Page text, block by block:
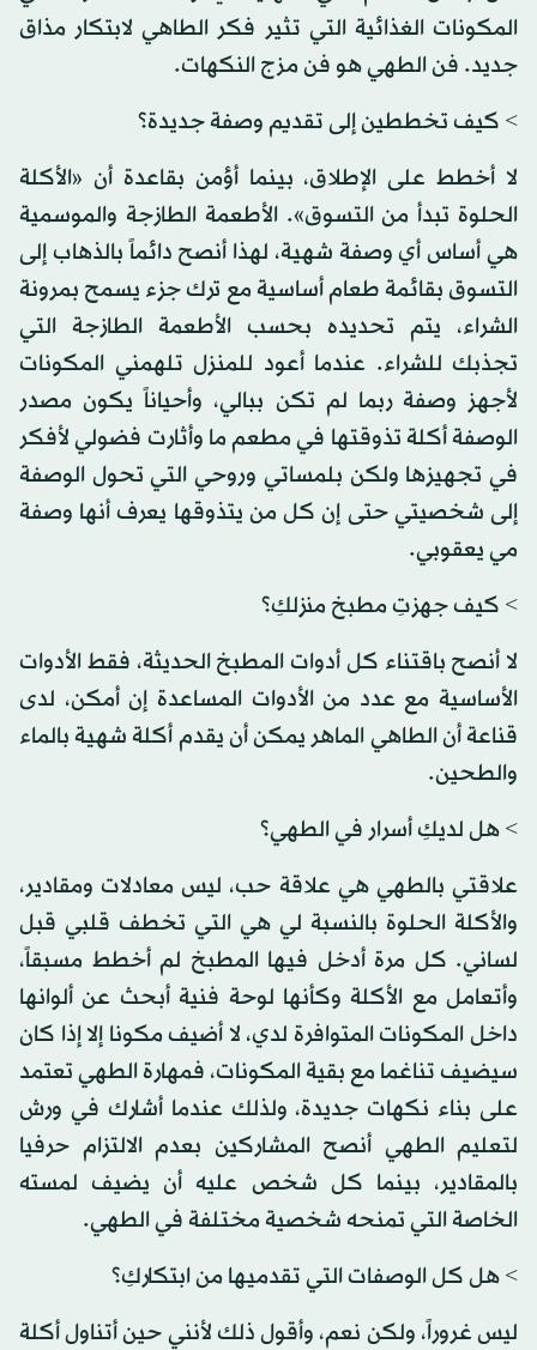
المكونات الغذائية التي تثير فكر الطاهي لابتكار مذاق
جديد. فن الطهي هو فن مزج النكهات.
> كيف تخططين إلى تقديم وصفة جديدة؟
لا أخطط على الإطلاق، بينما أؤمن بقاعدة أن «الأكلة
الحلوة تبدأ من التسوق». الأطعمة الطازجة والموسمية
هي أساس أي وصفة شهية، لهذا أنصح دائماً بالذهاب إلى
التسوق بقائمة طعام أساسية مع ترك جزء يسمح بمرونة
الشراء، يتم تحديده بحسب الأطعمة الطازجة التي
تجذبك للشراء. عندما أعود للمنزل تلهمني المكونات
لأجهز وصفة ربما لم تكن ببالي، وأحياناً يكون مصدر
الوصفة أكلة تذوقتها في مطعم ما وأثارت فضولي لأفكر
في تجهيزها ولكن بلمساتي وروحي التي تحول الوصفة
إلى شخصيتي حتى إن كل من يتذوقها يعرف أنها وصفة
مي يعقوبي.
> كيف جهزتِ مطبخ منزلكِ؟
لا أنصح باقتناء كل أدوات المطبخ الحديثة، فقط الأدوات
الأساسية مع عدد من الأدوات المساعدة إن أمكن، لدى
قناعة أن الطاهي الماهر يمكن أن يقدم أكلة شهية بالماء
والطحين.
> هل لديكِ أسرار في الطهي؟
علاقتي بالطهي هي علاقة حب، ليس معادلات ومقادير،
والأكلة الحلوة بالنسبة لي هي التي تخطف قلبي قبل
لساني. كل مرة أدخل فيها المطبخ لم أخطط مسبقاً،
وأتعامل مع الأكلة وكأنها لوحة فنية أبحث عن ألوانها
داخل المكونات المتوافرة لدي، لا أضيف مكونا إلا إذا كان
سيضيف تناغما مع بقية المكونات، فمهارة الطهي تعتمد
على بناء نكهات جديدة، ولذلك عندما أشارك في ورش
لتعليم الطهي أنصح المشاركين بعدم الالتزام حرفيا
بالمقادير، بينما كل شخص عليه أن يضيف لمسته
الخاصة التي تمنحه شخصية مختلفة في الطهي.
> هل كل الوصفات التي تقدميها من ابتكاركِ؟
ليس غروراً، ولكن نعم، وأقول ذلك لأنني حين أتناول أكلة